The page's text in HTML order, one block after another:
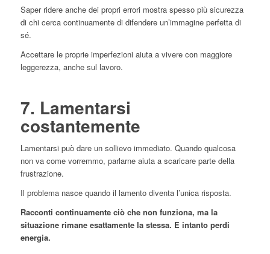
Saper ridere anche dei propri errori mostra spesso più sicurezza
di chi cerca continuamente di difendere un’immagine perfetta di
sé.
Accettare le proprie imperfezioni aiuta a vivere con maggiore
leggerezza, anche sul lavoro.
7. Lamentarsi
costantemente
Lamentarsi può dare un sollievo immediato. Quando qualcosa
non va come vorremmo, parlarne aiuta a scaricare parte della
frustrazione.
Il problema nasce quando il lamento diventa l’unica risposta.
Racconti continuamente ciò che non funziona, ma la
situazione rimane esattamente la stessa. E intanto perdi
energia.